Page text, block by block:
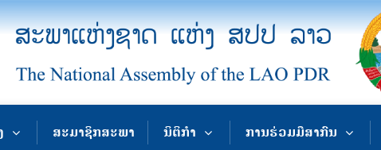
ສະມາຊິກສະພາ ນິຕິກຳ ການຮ່ວມມືສາກົນ